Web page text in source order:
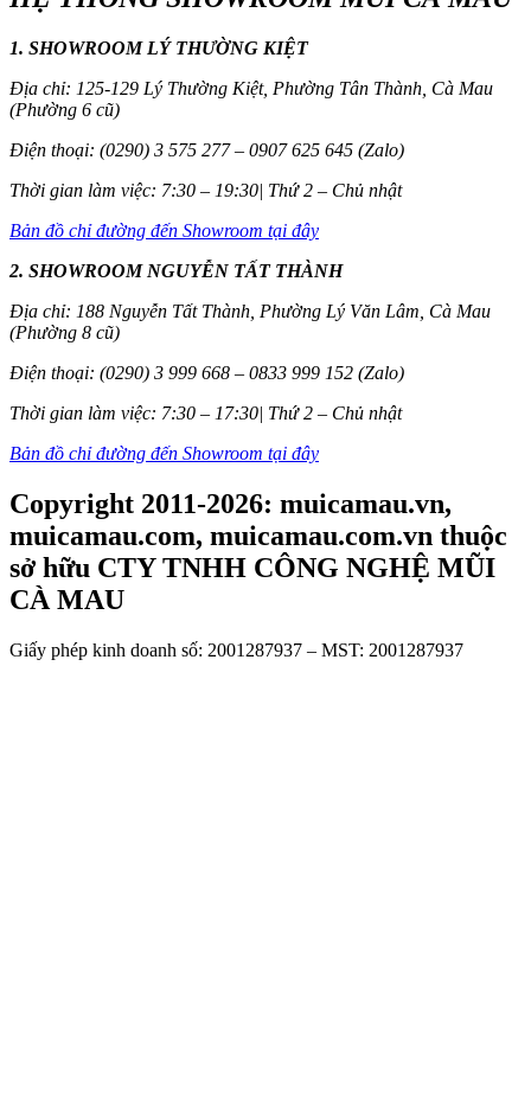
1. SHOWROOM LÝ THƯỜNG KIỆT
Địa chỉ: 125-129 Lý Thường Kiệt, Phường Tân Thành, Cà Mau
(Phường 6 cũ)
Điện thoại: (0290) 3 575 277 – 0907 625 645 (Zalo)
Thời gian làm việc: 7:30 – 19:30| Thứ 2 – Chủ nhật
Bản đồ chỉ đường đến Showroom tại đây
2. SHOWROOM NGUYỄN TẤT THÀNH
Địa chỉ: 188 Nguyễn Tất Thành, Phường Lý Văn Lâm, Cà Mau
(Phường 8 cũ)
Điện thoại: (0290) 3 999 668 – 0833 999 152 (Zalo)
Thời gian làm việc: 7:30 – 17:30| Thứ 2 – Chủ nhật
Bản đồ chỉ đường đến Showroom tại đây
Copyright 2011-2026: muicamau.vn,
muicamau.com, muicamau.com.vn thuộc
sở hữu CTY TNHH CÔNG NGHỆ MŨI
CÀ MAU
Giấy phép kinh doanh số: 2001287937 – MST: 2001287937